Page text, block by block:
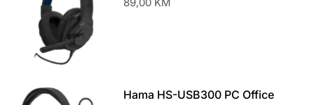
Hama HS-USB300 PC Office